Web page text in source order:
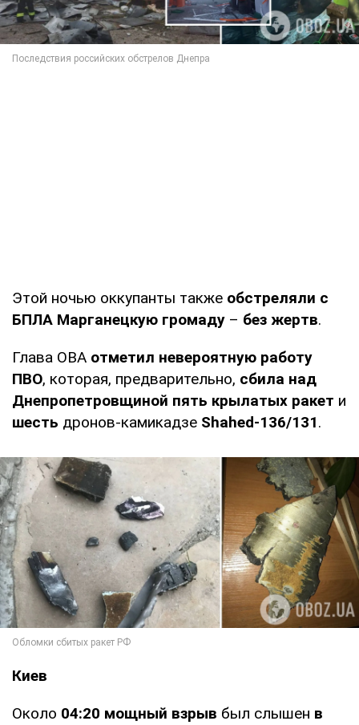
Этой ночью оккупанты также обстреляли с
БПЛА Марганецкую громаду – без жертв.
Глава ОВА отметил невероятную работу
ПВО, которая, предварительно, сбила над
Днепропетровщиной пять крылатых ракет и
шесть дронов-камикадзе Shahed-136/131.
Киев
Около 04:20 мощный взрыв был слышен в